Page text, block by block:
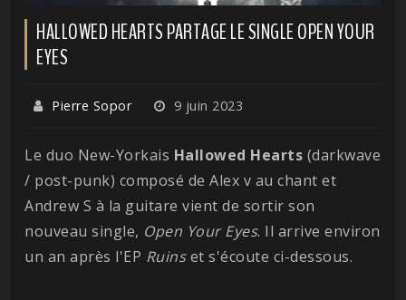
HALLOWED HEARTS PARTAGE LE SINGLE OPEN YOUR
EYES
Pierre Sopor 9 juin 2023
Le duo New-Yorkais Hallowed Hearts (darkwave
/ post-punk) composé de Alex v au chant et
Andrew S à la guitare vient de sortir son
nouveau single, Open Your Eyes. Il arrive environ
un an après l'EP Ruinset s'écoute ci-dessous.